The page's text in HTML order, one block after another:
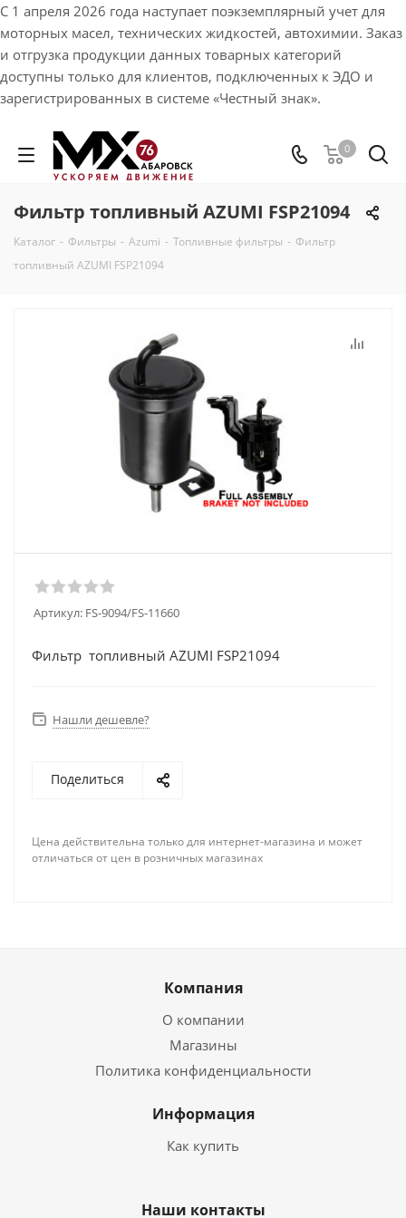
С 1 апреля 2026 года наступает поэкземплярный учет для
моторных масел, технических жидкостей, автохимии. Заказ
и отгрузка продукции данных товарных категорий
доступны только для клиентов, подключенных к ЭДО и
зарегистрированных в системе «Честный знак».
0
Фильтр топливный AZUMI FSP21094
Каталог - Фильтры - Azumi - Топливные фильтры - Фильтр
топливный AZUMI FSP21094
Артикул: FS-9094/FS-11660
Фильтр топливный AZUMI FSP21094
Нашли дешевле?
Поделиться
Цена действительна только для интернет-магазина и может
отличаться от цен в розничных магазинах
Компания
О компании
Магазины
Политика конфиденциальности
Информация
Как купить
Наши контакты